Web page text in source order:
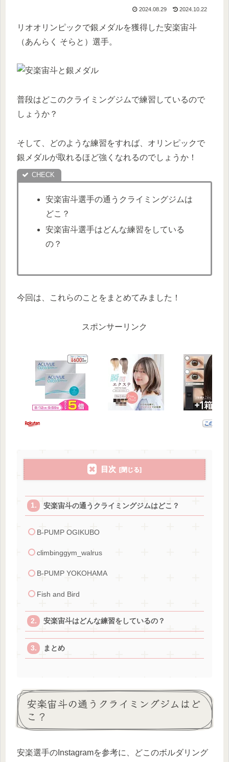
2024.08.29 2024.10.22
リオオリンピックで銀メダルを獲得した安楽宙斗
（あんらく そらと）選手。
普段はどこのクライミングジムで練習しているので
しょうか？
そして、どのような練習をすれば、オリンピックで
銀メダルが取れるほど強くなれるのでしょうか！
安楽宙斗選手の通うクライミングジムは
どこ？
安楽宙斗選手はどんな練習をしている
の？
今回は、これらのことをまとめてみました！
スポンサーリンク
目次
安楽宙斗の通うクライミングジムはどこ？
B-PUMP OGIKUBO
climbinggym_walrus
B-PUMP YOKOHAMA
Fish and Bird
安楽宙斗はどんな練習をしているの？
まとめ
安楽宙斗の通うクライミングジムはど
こ？
安楽選手のInstagramを参考に、どこのボルダリング